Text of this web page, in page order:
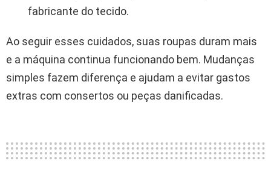
fabricante do tecido.
Ao seguir esses cuidados, suas roupas duram mais
e a máquina continua funcionando bem. Mudanças
simples fazem diferença e ajudam a evitar gastos
extras com consertos ou peças danificadas.